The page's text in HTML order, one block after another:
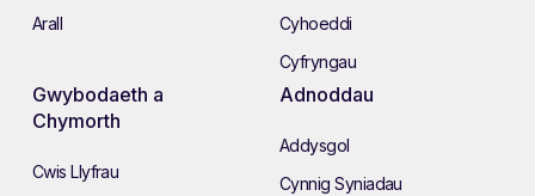
Arall
Cyhoeddi
Cyfryngau
Gwybodaeth a
Chymorth
Cwis Llyfrau
Adnoddau
Addysgol
Cynnig Syniadau